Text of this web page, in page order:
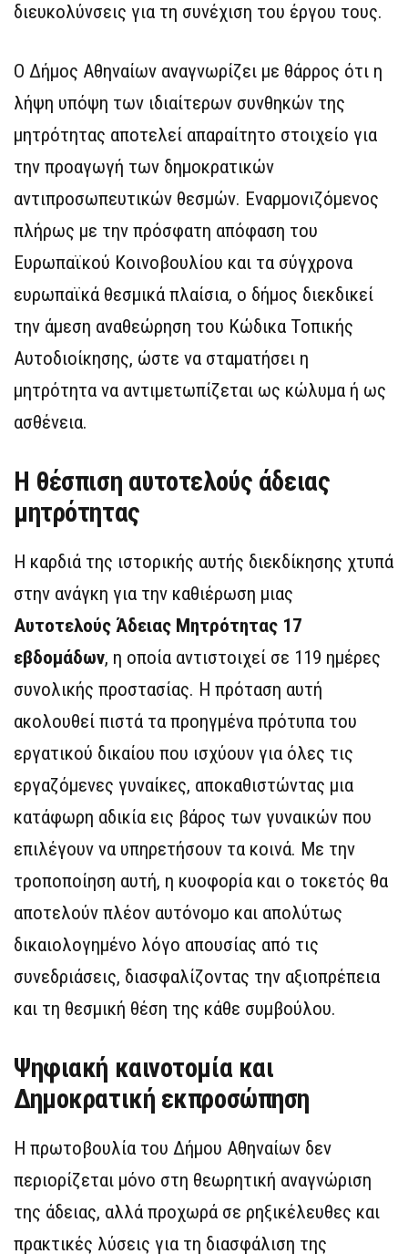
διευκολύνσεις για τη συνέχιση του έργου τους.
Ο Δήμος Αθηναίων αναγνωρίζει με θάρρος ότι η
λήψη υπόψη των ιδιαίτερων συνθηκών της
μητρότητας αποτελεί απαραίτητο στοιχείο για
την προαγωγή των δημοκρατικών
αντιπροσωπευτικών θεσμών. Εναρμονιζόμενος
πλήρως με την πρόσφατη απόφαση του
Ευρωπαϊκού Κοινοβουλίου και τα σύγχρονα
ευρωπαϊκά θεσμικά πλαίσια, ο δήμος διεκδικεί
την άμεση αναθεώρηση του Κώδικα Τοπικής
Αυτοδιοίκησης, ώστε να σταματήσει η
μητρότητα να αντιμετωπίζεται ως κώλυμα ή ως
ασθένεια.
Η θέσπιση αυτοτελούς άδειας
μητρότητας
Η καρδιά της ιστορικής αυτής διεκδίκησης χτυπά
στην ανάγκη για την καθιέρωση μιας
Αυτοτελούς Άδειας Μητρότητας 17
εβδομάδων, η οποία αντιστοιχεί σε 119 ημέρες
συνολικής προστασίας. Η πρόταση αυτή
ακολουθεί πιστά τα προηγμένα πρότυπα του
εργατικού δικαίου που ισχύουν για όλες τις
εργαζόμενες γυναίκες, αποκαθιστώντας μια
κατάφωρη αδικία εις βάρος των γυναικών που
επιλέγουν να υπηρετήσουν τα κοινά. Με την
τροποποίηση αυτή, η κυοφορία και ο τοκετός θα
αποτελούν πλέον αυτόνομο και απολύτως
δικαιολογημένο λόγο απουσίας από τις
συνεδριάσεις, διασφαλίζοντας την αξιοπρέπεια
και τη θεσμική θέση της κάθε συμβούλου.
Ψηφιακή καινοτομία και
Δημοκρατική εκπροσώπηση
Η πρωτοβουλία του Δήμου Αθηναίων δεν
περιορίζεται μόνο στη θεωρητική αναγνώριση
της άδειας, αλλά προχωρά σε ρηξικέλευθες και
πρακτικές λύσεις για τη διασφάλιση της